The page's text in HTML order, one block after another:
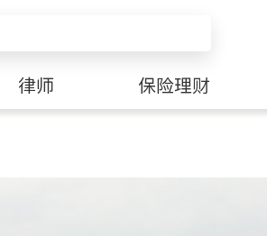
律师 保险理财